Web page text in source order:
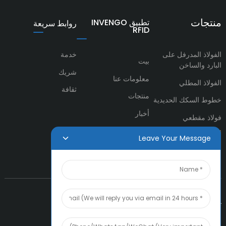
منتجات
الفولاذ المدرفل على
البارد والساخن
الفولاذ المطلي
خطوط السكك الحديدية
فولاذ مقطعي
أنابيب ومواسير فولاذية
تطبيق INVENGO
RFID
بيت
معلومات عنا
منتجات
أخبار
روابط سريعة
خدمة
شريك
ثقافة
تواصل معنا
Leave Your Message